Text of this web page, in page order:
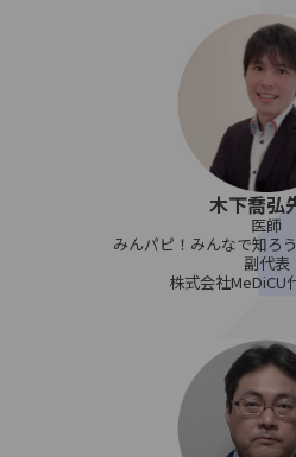
木下喬弘
医師
みんパピ！みんなで知ろ
副代表
株式会社MeDiCU